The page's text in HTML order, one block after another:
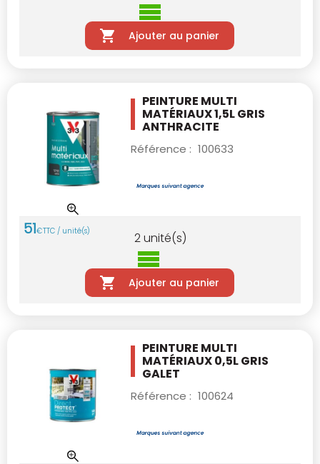
Ajouter au panier
PEINTURE MULTI
MATÉRIAUX 1,5L GRIS
ANTHRACITE
Référence : 100633
51€TTC / unité(s) 2unité(s)
Ajouter au panier
PEINTURE MULTI
MATÉRIAUX 0,5L GRIS
GALET
Référence : 100624